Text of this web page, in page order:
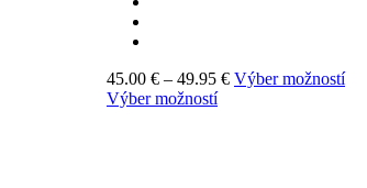
45.00 € – 49.95 € Výber možností
Výber možností